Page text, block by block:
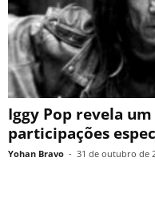
Iggy Pop revela
participações
Yohan Bravo - 31 de outubro de